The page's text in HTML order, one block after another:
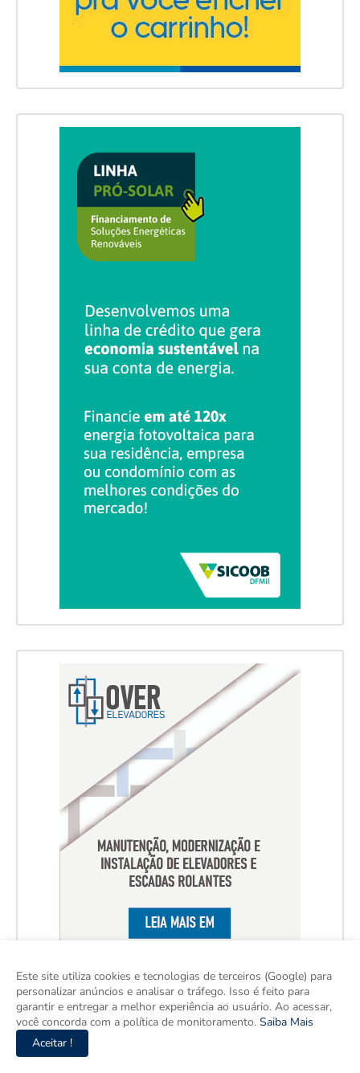
Este site utiliza cookies e tecnologias de terceiros (Google) para
personalizar anúncios e analisar o tráfego. Isso é feito para
garantir e entregar a melhor experiência ao usuário. Ao acessar,
você concorda com a política de monitoramento. Saiba Mais
Aceitar !